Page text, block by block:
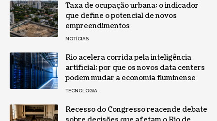
Taxa de ocupação urbana: o indicador
que define o potencial de novos
empreendimentos
NOTÍCIAS
Rio acelera corrida pela inteligência
artificial: por que os novos data centers
podem mudar a economia fluminense
TECNOLOGIA
Recesso do Congresso reacende debate